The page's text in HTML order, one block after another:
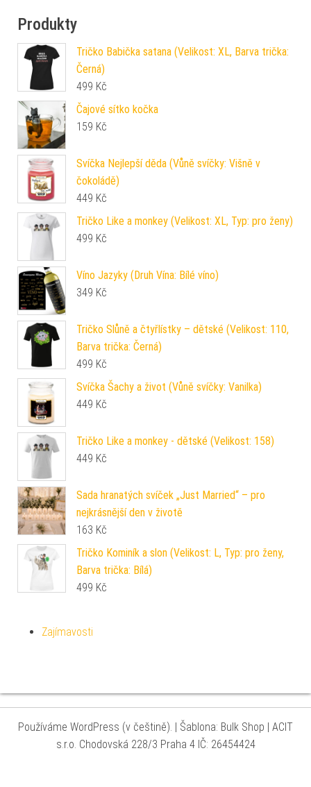
Produkty
Tričko Babička satana (Velikost: XL, Barva trička:
Černá)
499 Kč
Čajové sítko kočka
159 Kč
Svíčka Nejlepší děda (Vůně svíčky: Višně v
čokoládě)
449 Kč
Tričko Like a monkey (Velikost: XL, Typ: pro ženy)
499 Kč
Víno Jazyky (Druh Vína: Bílé víno)
349 Kč
Tričko Slůně a čtyřlístky – dětské (Velikost: 110,
Barva trička: Černá)
499 Kč
Svíčka Šachy a život (Vůně svíčky: Vanilka)
449 Kč
Tričko Like a monkey - dětské (Velikost: 158)
449 Kč
Sada hranatých svíček „Just Married“ – pro
nejkrásnější den v životě
163 Kč
Tričko Kominík a slon (Velikost: L, Typ: pro ženy,
Barva trička: Bílá)
499 Kč
Zajímavosti
Používáme WordPress (v češtině). | Šablona: Bulk Shop | ACIT
s.r.o. Chodovská 228/3 Praha 4 IČ: 26454424